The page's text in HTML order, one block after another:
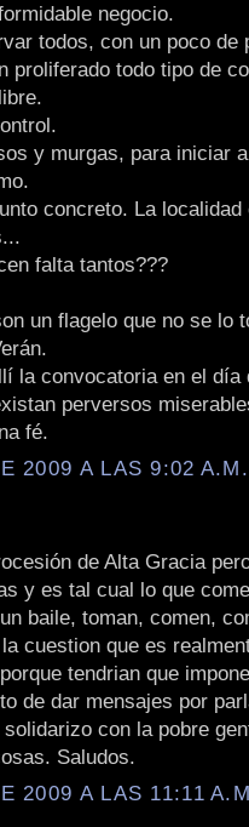
negocio.
todos, con un poco de
proliferado todo tipo de
y murgas, para iniciar
concreto. La localidad
falta tantos???
un flagelo que no se lo
la convocatoria en el día
perversos
fé.
2009 A LAS 9:02 A.M.
de Alta Gracia
y es tal cual lo que
baile, toman, comen,
cuestion que es
tendrian que
de dar mensajes por
con la pobre
Saludos.
2009 A LAS 11:11